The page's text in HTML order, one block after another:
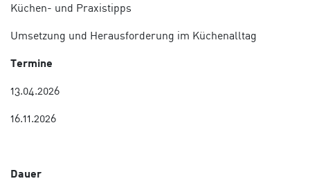
Küchen- und Praxistipps
Umsetzung und Herausforderung im Küchenalltag
Termine
13.04.2026
16.11.2026
Dauer